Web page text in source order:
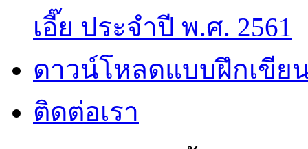
เอี๊ย ประจำปี พ.ศ. 2561
ดาวน์โหลดแบบฝึกเขีย
ติดต่อเรา